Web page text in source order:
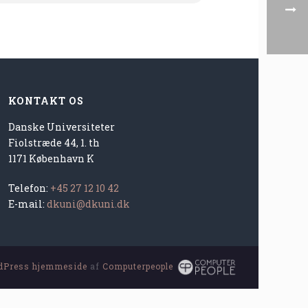
KONTAKT OS
Danske Universiteter
Fiolstræde 44, 1. th
1171 København K
Telefon: +45 27 12 10 42
E-mail:dkuni@dkuni.dk
hjemmeside af Computerpeople